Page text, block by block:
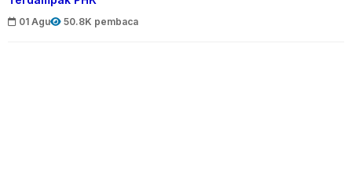
01 Agu 50.8K pembaca